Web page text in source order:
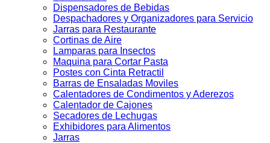
Dispensadores de Bebidas
Despachadores y Organizadores para Servicio
Jarras para Restaurante
Cortinas de Aire
Lamparas para Insectos
Maquina para Cortar Pasta
Postes con Cinta Retractil
Barras de Ensaladas Moviles
Calentadores de Condimentos y Aderezos
Calentador de Cajones
Secadores de Lechugas
Exhibidores para Alimentos
Jarras